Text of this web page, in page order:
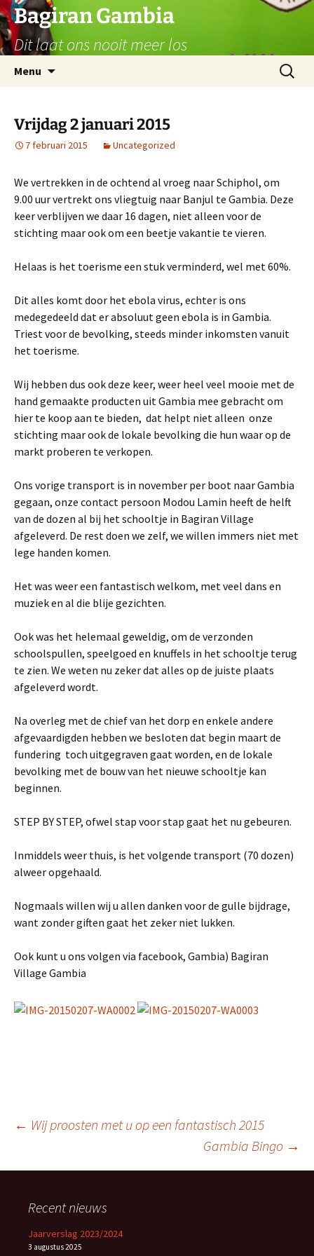
Ga
naar
de
inhoud
Bagiran Gambia
Dit laat ons nooit meer los
Menu
Zoeken
naar:
Vrijdag 2 januari 2015
7 februari 2015 Uncategorized
We vertrekken in de ochtend al vroeg naar Schiphol, om
9.00 uur vertrekt ons vliegtuig naar Banjul te Gambia. Deze
keer verblijven we daar 16 dagen, niet alleen voor de
stichting maar ook om een beetje vakantie te vieren.
Helaas is het toerisme een stuk verminderd, wel met 60%.
Dit alles komt door het ebola virus, echter is ons
medegedeeld dat er absoluut geen ebola is in Gambia.
Triest voor de bevolking, steeds minder inkomsten vanuit
het toerisme.
Wij hebben dus ook deze keer, weer heel veel mooie met de
hand gemaakte producten uit Gambia mee gebracht om
hier te koop aan te bieden, dat helpt niet alleen onze
stichting maar ook de lokale bevolking die hun waar op de
markt proberen te verkopen.
Ons vorige transport is in november per boot naar Gambia
gegaan, onze contact persoon Modou Lamin heeft de helft
van de dozen al bij het schooltje in Bagiran Village
afgeleverd. De rest doen we zelf, we willen immers niet met
lege handen komen.
Het was weer een fantastisch welkom, met veel dans en
muziek en al die blije gezichten.
Ook was het helemaal geweldig, om de verzonden
schoolspullen, speelgoed en knuffels in het schooltje terug
te zien. We weten nu zeker dat alles op de juiste plaats
afgeleverd wordt.
Na overleg met de chief van het dorp en enkele andere
afgevaardigden hebben we besloten dat begin maart de
fundering toch uitgegraven gaat worden, en de lokale
bevolking met de bouw van het nieuwe schooltje kan
beginnen.
STEP BY STEP, ofwel stap voor stap gaat het nu gebeuren.
Inmiddels weer thuis, is het volgende transport (70 dozen)
alweer opgehaald.
Nogmaals willen wij u allen danken voor de gulle bijdrage,
want zonder giften gaat het zeker niet lukken.
Ook kunt u ons volgen via facebook, Gambia) Bagiran
Village Gambia
Berichtnavigatie
← Wij proosten met u op een fantastisch 2015
Gambia Bingo →
Recent nieuws
Jaarverslag 2023/2024
3 augustus 2025